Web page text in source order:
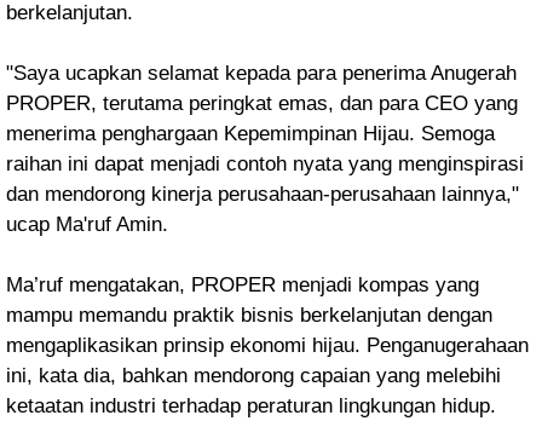
berkelanjutan.
"Saya ucapkan selamat kepada para penerima Anugerah
PROPER, terutama peringkat emas, dan para CEO yang
menerima penghargaan Kepemimpinan Hijau. Semoga
raihan ini dapat menjadi contoh nyata yang menginspirasi
dan mendorong kinerja perusahaan-perusahaan lainnya,"
ucap Ma'ruf Amin.
Ma’ruf mengatakan, PROPER menjadi kompas yang
mampu memandu praktik bisnis berkelanjutan dengan
mengaplikasikan prinsip ekonomi hijau. Penganugerahaan
ini, kata dia, bahkan mendorong capaian yang melebihi
ketaatan industri terhadap peraturan lingkungan hidup.